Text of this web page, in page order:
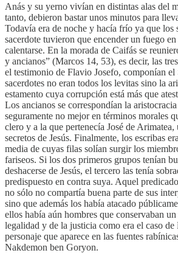
Anás y su yerno vivían en distintas alas del
tanto, debieron bastar unos minutos para
Todavía era de noche y hacía frío ya que los
sacerdote tuvieron que encender un fuego
calentarse. En la morada de Caifás se
y ancianos” (Marcos 14, 53), es decir, las
el testimonio de Flavio Josefo, componían
sacerdotes no eran todos los levitas sino la
estamento cuya corrupción está más que
Los ancianos se correspondían la
seguramente no mejor en términos morales
clero y a la que pertenecía José de
secretos de Jesús. Finalmente, los escribas
media de cuyas filas solían surgir los
fariseos. Si los dos primeros grupos tenían
deshacerse de Jesús, el tercero las tenía
predispuesto en contra suya. Aquel
no sólo no compartía buena parte de sus
sino que además los había atacado
ellos había aún hombres que conservaban
legalidad y de la justicia como era el caso
personaje que aparece en las fuentes
Nakdemon ben Goryon.